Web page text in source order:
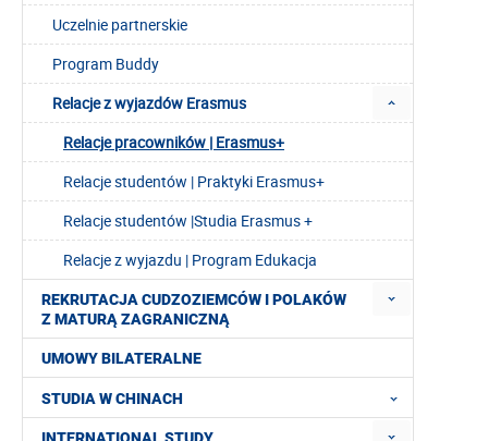
Uczelnie partnerskie
Program Buddy
Relacje z wyjazdów Erasmus
Relacje pracowników | Erasmus+
Relacje studentów | Praktyki Erasmus+
Relacje studentów |Studia Erasmus +
Relacje z wyjazdu | Program Edukacja
REKRUTACJA CUDZOZIEMCÓW I POLAKÓW
Z MATURĄ ZAGRANICZNĄ
UMOWY BILATERALNE
STUDIA W CHINACH